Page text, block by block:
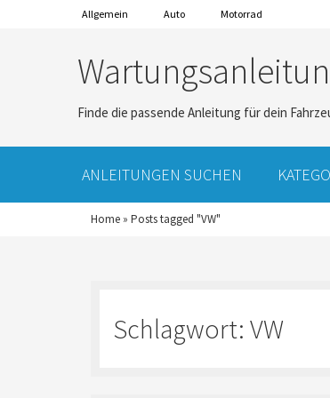
Allgemein Auto Motorrad
Finde die passende Anleitung für dein
ANLEITUNGEN SUCHEN
Home » Posts tagged "VW"
Schlagwort: VW